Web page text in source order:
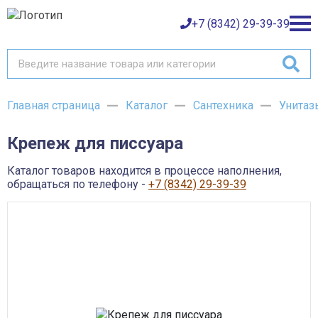
+7 (8342) 29-39-39
Каталог товаров
Баки и емкости АНИОН
Детали трубопроводов и уплотнения
Запорная и регулирующая арматура
Инструмент
О компании
Оплата
Главная страница Каталог Сантехника
Крепеж для писсуара
Каталог товаров находится в процессе наполнения,
обращаться по телефону - +7 (8342) 29-39-39